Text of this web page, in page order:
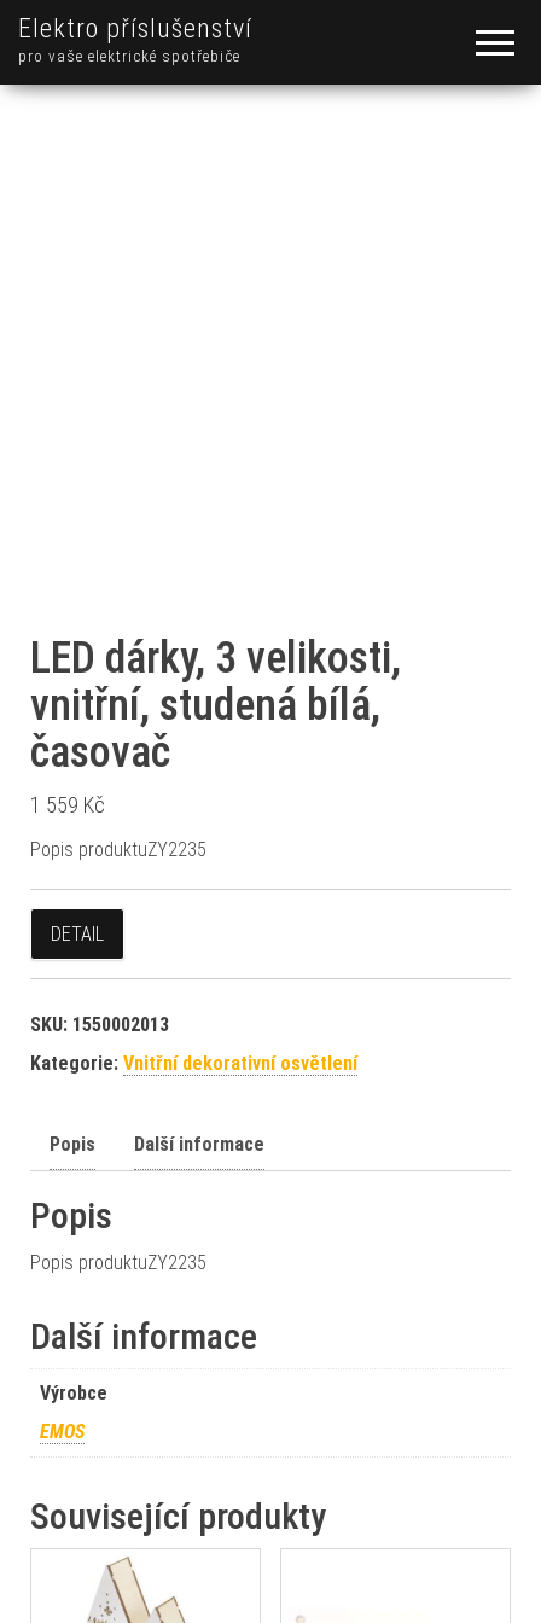
Elektro příslušenství
pro vaše elektrické spotřebiče
LED dárky, 3 velikosti,
vnitřní, studená bílá,
časovač
1 559 Kč
Popis produktuZY2235
DETAIL
SKU: 1550002013
Kategorie: Vnitřní dekorativní osvětlení
Popis Další informace
Popis
Popis produktuZY2235
Další informace
Výrobce
EMOS
Související produkty